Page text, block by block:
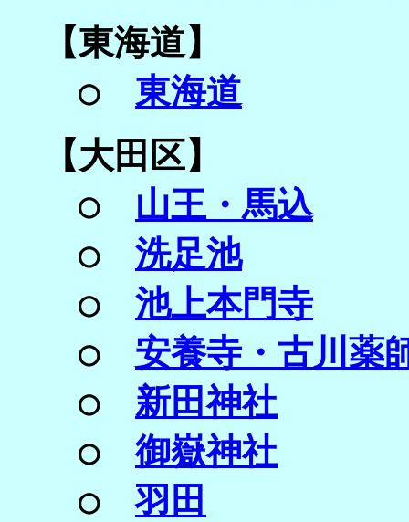
【東海道】
○ 東海道
【大田区】
○ 山王・馬込
○ 洗足池
○ 池上本門寺
○ 安養寺・古川薬
○ 新田神社
○御嶽神社
○羽田